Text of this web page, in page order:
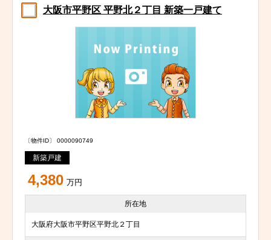
大阪市平野区 平野北２丁目 新築一戸建て
〔物件ID〕 0000090749
新築戸建
4,380 万円
所在地
大阪府大阪市平野区平野北２丁目